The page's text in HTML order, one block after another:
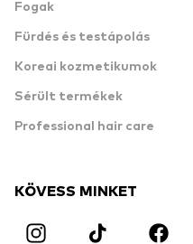
Fogak
Fürdés és testápolás
Koreai kozmetikumok
Sérült termékek
Professional hair care
KÖVESS MINKET